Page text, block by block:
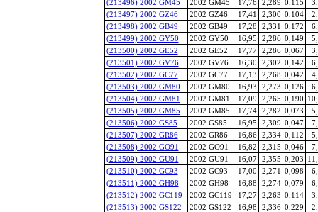
(213496) 2002 GM45 2002 GM45 17,76 2,289 0,115
(213497) 2002 GZ46
2002 GZ46 17,41 2,300 0,104
(213498) 2002 GB49
2002 GB49 17,28 2,331 0,172
(213499) 2002 GY50
2002 GY50 16,95 2,286 0,149
(213500) 2002 GE52
2002 GE52 17,77 2,286 0,067
(213501) 2002 GV76
2002 GV76 16,30 2,302 0,142
(213502) 2002 GC77
2002 GC77 17,13 2,268 0,042
(213503) 2002 GM80
2002 GM80 16,93 2,273 0,126
(213504) 2002 GM81
2002 GM81 17,09 2,265 0,190
(213505) 2002 GM85
2002 GM85 17,74 2,282 0,073
(213506) 2002 GS85
2002 GS85 16,95 2,309 0,047
(213507) 2002 GR86
2002 GR86 16,86 2,334 0,112
(213508) 2002 GO91
2002 GO91 16,82 2,315 0,046
(213509) 2002 GU91
2002 GU91 16,07 2,355 0,203
(213510) 2002 GC93
2002 GC93 17,00 2,271 0,098
(213511) 2002 GH98
2002 GH98 16,88 2,274 0,079
(213512) 2002 GC119
2002 GC119 17,27 2,263 0,114
(213513) 2002 GS122
2002 GS122 16,98 2,336 0,229